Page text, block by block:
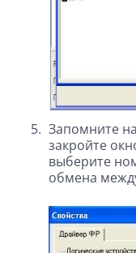
Запомните
закройте
выберите
обмена